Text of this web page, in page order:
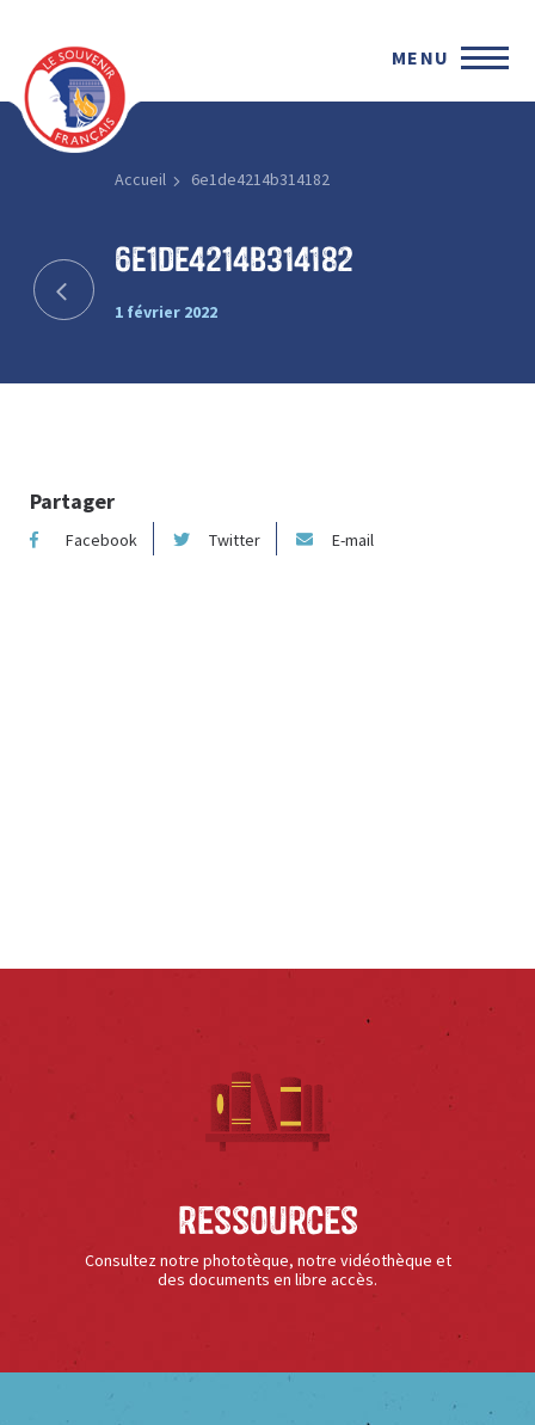
MENU
Accueil 6e1de4214b314182
6e1de4214b314182
1 février 2022
Partager
Facebook Twitter E-mail
Ressources
Consultez notre phototèque, notre vidéothèque et
des documents en libre accès.